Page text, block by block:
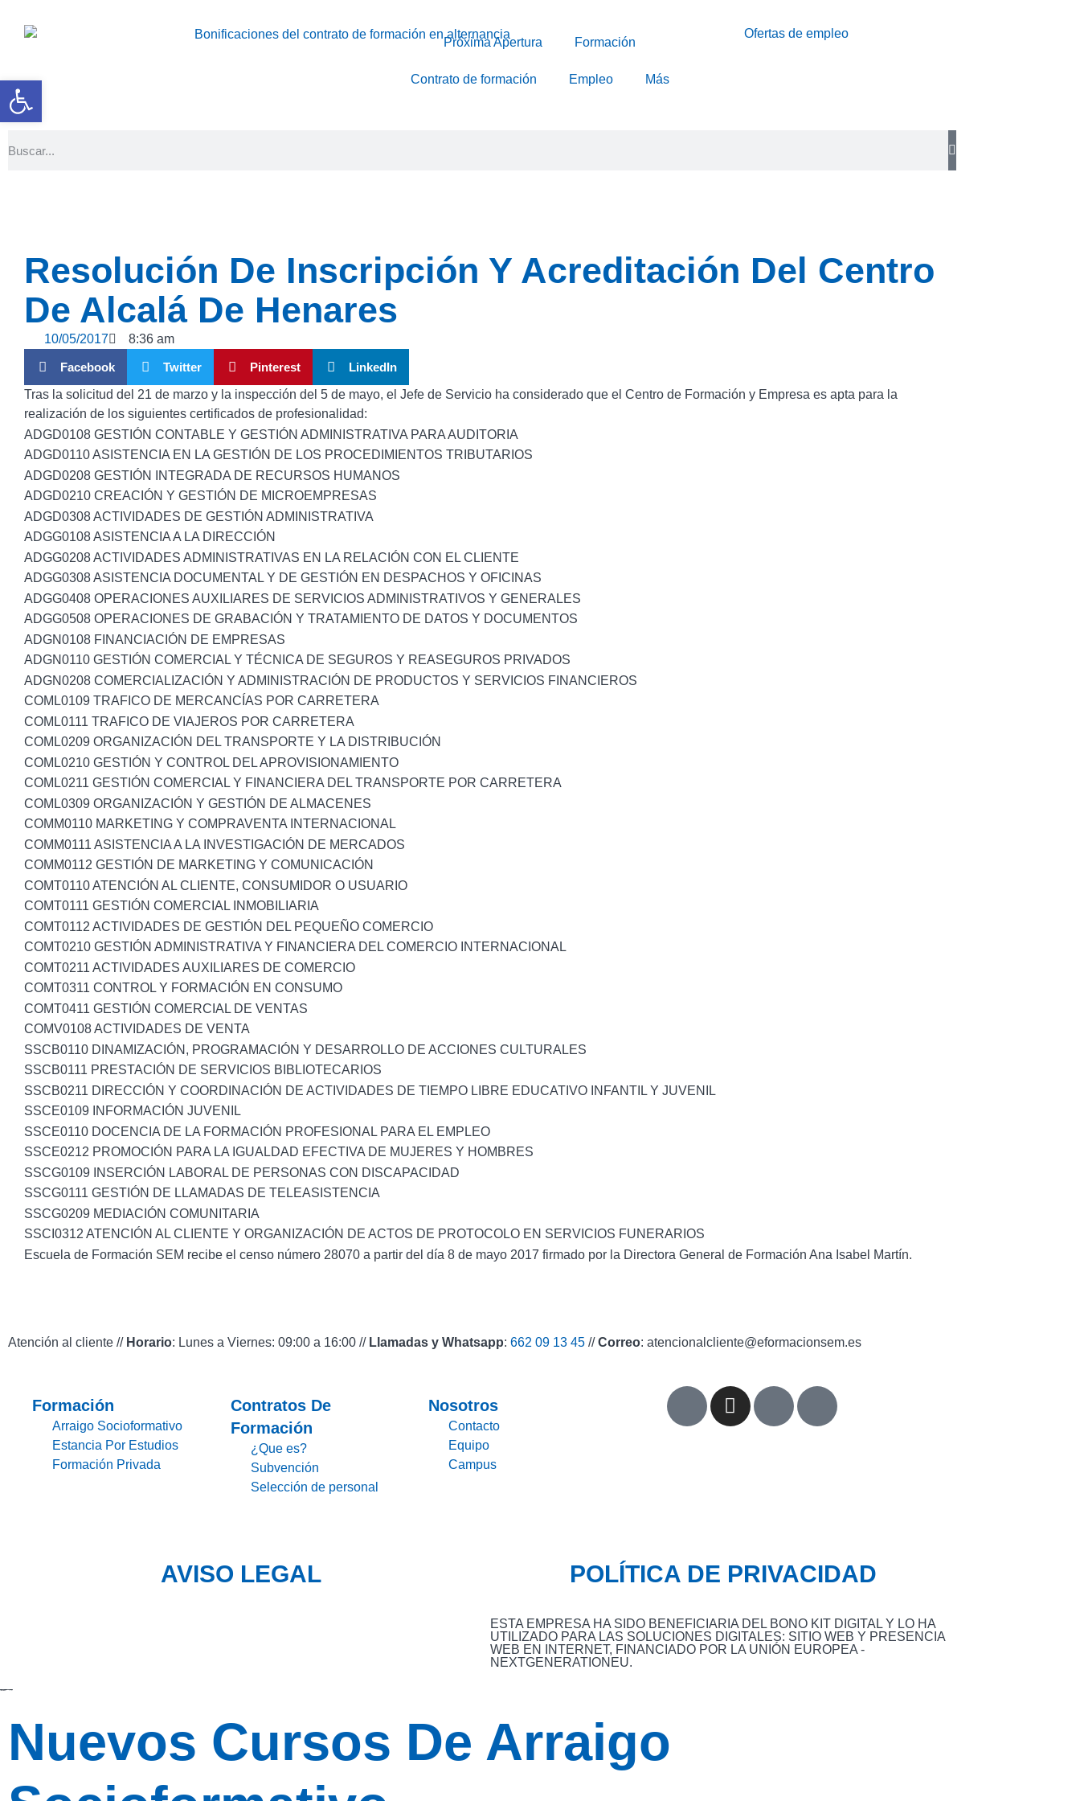
Próxima Apertura Formación
Contrato de formación Empleo Más
Ofertas de empleo
Resolución De Inscripción Y Acreditación Del Centro
De Alcalá De Henares
10/05/2017 8:36 am
Facebook Twitter Pinterest LinkedIn
Tras la solicitud del 21 de marzo y la inspección del 5 de mayo, el Jefe de Servicio ha considerado que el Centro de Formación y Empresa es apta para la
realización de los siguientes certificados de profesionalidad:
ADGD0108 GESTIÓN CONTABLE Y GESTIÓN ADMINISTRATIVA PARA AUDITORIA
ADGD0110 ASISTENCIA EN LA GESTIÓN DE LOS PROCEDIMIENTOS TRIBUTARIOS
ADGD0208 GESTIÓN INTEGRADA DE RECURSOS HUMANOS
ADGD0210 CREACIÓN Y GESTIÓN DE MICROEMPRESAS
ADGD0308 ACTIVIDADES DE GESTIÓN ADMINISTRATIVA
ADGG0108 ASISTENCIA A LA DIRECCIÓN
ADGG0208 ACTIVIDADES ADMINISTRATIVAS EN LA RELACIÓN CON EL CLIENTE
ADGG0308 ASISTENCIA DOCUMENTAL Y DE GESTIÓN EN DESPACHOS Y OFICINAS
ADGG0408 OPERACIONES AUXILIARES DE SERVICIOS ADMINISTRATIVOS Y GENERALES
ADGG0508 OPERACIONES DE GRABACIÓN Y TRATAMIENTO DE DATOS Y DOCUMENTOS
ADGN0108 FINANCIACIÓN DE EMPRESAS
ADGN0110 GESTIÓN COMERCIAL Y TÉCNICA DE SEGUROS Y REASEGUROS PRIVADOS
ADGN0208 COMERCIALIZACIÓN Y ADMINISTRACIÓN DE PRODUCTOS Y SERVICIOS FINANCIEROS
COML0109 TRAFICO DE MERCANCÍAS POR CARRETERA
COML0111 TRAFICO DE VIAJEROS POR CARRETERA
COML0209 ORGANIZACIÓN DEL TRANSPORTE Y LA DISTRIBUCIÓN
COML0210 GESTIÓN Y CONTROL DEL APROVISIONAMIENTO
COML0211 GESTIÓN COMERCIAL Y FINANCIERA DEL TRANSPORTE POR CARRETERA
COML0309 ORGANIZACIÓN Y GESTIÓN DE ALMACENES
COMM0110 MARKETING Y COMPRAVENTA INTERNACIONAL
COMM0111 ASISTENCIA A LA INVESTIGACIÓN DE MERCADOS
COMM0112 GESTIÓN DE MARKETING Y COMUNICACIÓN
COMT0110 ATENCIÓN AL CLIENTE, CONSUMIDOR O USUARIO
COMT0111 GESTIÓN COMERCIAL INMOBILIARIA
COMT0112 ACTIVIDADES DE GESTIÓN DEL PEQUEÑO COMERCIO
COMT0210 GESTIÓN ADMINISTRATIVA Y FINANCIERA DEL COMERCIO INTERNACIONAL
COMT0211 ACTIVIDADES AUXILIARES DE COMERCIO
COMT0311 CONTROL Y FORMACIÓN EN CONSUMO
COMT0411 GESTIÓN COMERCIAL DE VENTAS
COMV0108 ACTIVIDADES DE VENTA
SSCB0110 DINAMIZACIÓN, PROGRAMACIÓN Y DESARROLLO DE ACCIONES CULTURALES
SSCB0111 PRESTACIÓN DE SERVICIOS BIBLIOTECARIOS
SSCB0211 DIRECCIÓN Y COORDINACIÓN DE ACTIVIDADES DE TIEMPO LIBRE EDUCATIVO INFANTIL Y JUVENIL
SSCE0109 INFORMACIÓN JUVENIL
SSCE0110 DOCENCIA DE LA FORMACIÓN PROFESIONAL PARA EL EMPLEO
SSCE0212 PROMOCIÓN PARA LA IGUALDAD EFECTIVA DE MUJERES Y HOMBRES
SSCG0109 INSERCIÓN LABORAL DE PERSONAS CON DISCAPACIDAD
SSCG0111 GESTIÓN DE LLAMADAS DE TELEASISTENCIA
SSCG0209 MEDIACIÓN COMUNITARIA
SSCI0312 ATENCIÓN AL CLIENTE Y ORGANIZACIÓN DE ACTOS DE PROTOCOLO EN SERVICIOS FUNERARIOS
Escuela de Formación SEM recibe el censo número 28070 a partir del día 8 de mayo 2017 firmado por la Directora General de Formación Ana Isabel Martín.
Atención al cliente // Horario: Lunes a Viernes: 09:00 a 16:00 // Llamadas y Whatsapp: 662 09 13 45 //Correo: atencionalcliente@eformacionsem.es
Formación
Arraigo Socioformativo
Estancia Por Estudios
Formación Privada
Contratos De
Formación
¿Que es?
Subvención
Selección de personal
Nosotros
Contacto
Equipo
Campus
AVISO LEGAL POLÍTICA DE PRIVACIDAD
ESTA EMPRESA HA SIDO BENEFICIARIA DEL BONO KIT DIGITAL Y LO HA
UTILIZADO PARA LAS SOLUCIONES DIGITALES: SITIO WEB Y PRESENCIA
WEB EN INTERNET, FINANCIADO POR LA UNIÓN EUROPEA -
NEXTGENERATIONEU.
Nuevos Cursos De Arraigo
Abrir barra de herramientas